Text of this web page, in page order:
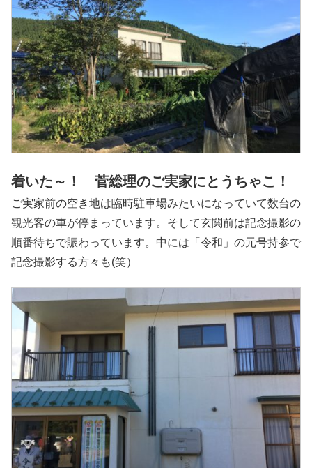
着いた～！ 菅総理のご実家にとうちゃこ！
ご実家前の空き地は臨時駐車場みたいになっていて数台の
観光客の車が停まっています。そして玄関前は記念撮影の
順番待ちで賑わっています。中には「令和」の元号持参で
記念撮影する方々も(笑）